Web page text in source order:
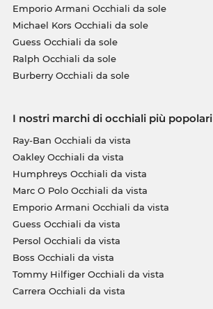
Emporio Armani Occhiali da sole
Michael Kors Occhiali da sole
Guess Occhiali da sole
Ralph Occhiali da sole
Burberry Occhiali da sole
I nostri marchi di occhiali più popolari
Ray-Ban Occhiali da vista
Oakley Occhiali da vista
Humphreys Occhiali da vista
Marc O Polo Occhiali da vista
Emporio Armani Occhiali da vista
Guess Occhiali da vista
Persol Occhiali da vista
Boss Occhiali da vista
Tommy Hilfiger Occhiali da vista
Carrera Occhiali da vista